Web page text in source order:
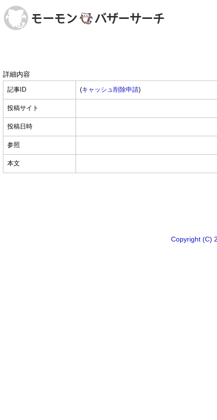
詳細内容
記事ID (キャッシュ削除申請)
投稿サイト
投稿日時
参照
本文
Copyright (C)